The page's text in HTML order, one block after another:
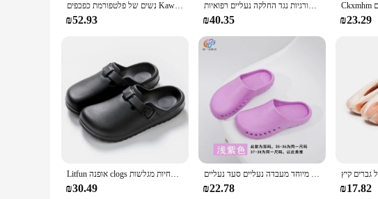
נשים של פלטפורמת כפכפים Kawaii קסמי סגור הבוהן החלקה EVA סנדלי מקורה חיצוני גן חוף שקופיות
₪52.93
נעליים כירורגיות נגד החלקה נעליים רפואיות clogs רופאים אחיות שיניים נעלי עבודה אווה חדר ניתוח מגן סנדלים לנשים גברים 2441
₪40.35 ₪23.29
Litfun אופנה clogs נעלי בית מעבדה נגד החלקה רפואי עמיד למים נעלי נשים גברים נעלי בית אחיות מגלשות
₪30.49
נעלי בית רפואיות לגברים נשים רופאים נעלי בית מיוחד מעבדה נעליים סעד נעליים
₪22.78 ₪17.82